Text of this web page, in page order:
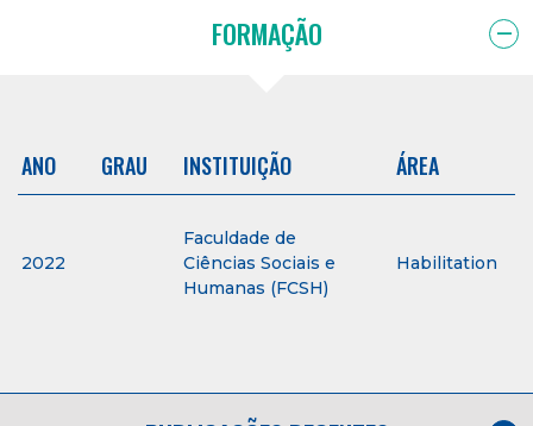
FORMAÇÃO
ANO GRAU INSTITUIÇÃO ÁREA
2022
Faculdade de
Ciências Sociais e
Humanas (FCSH)
Habilitation